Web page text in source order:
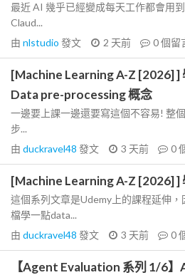
最近 AI 幾乎已經變成每天工作都會用
Claud...
由 nlstudio 發文 2 天前 0個留
[Machine Learning A-Z [2026] ]
Data pre-processing 概念
一邊要上課一邊還要寫這個不容易! 整
步...
由 duckravel48 發文 3 天前 0
[Machine Learning A-Z [2026] ]
這個系列文章是Udemy上的課程延伸
檔學一點data...
由 duckravel48 發文 3 天前 0
【Agent Evaluation 系列 1/6